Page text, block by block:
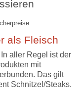
als Fleisch
aller Regel ist der
mit
Das gilt
Schnitzel/Steaks.